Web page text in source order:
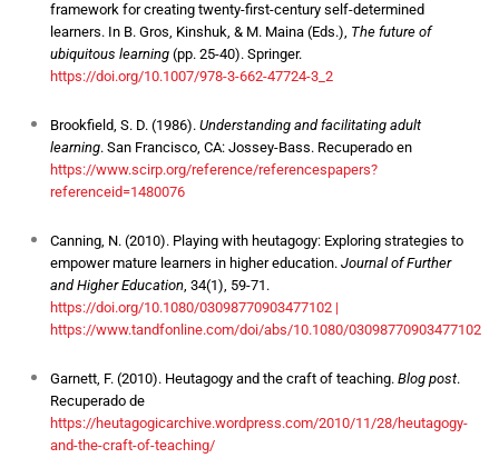
framework for creating twenty-first-century self-determined
learners. In B. Gros, Kinshuk, & M. Maina (Eds.), The future of
ubiquitous learning (pp. 25-40). Springer.
https://doi.org/10.1007/978-3-662-47724-3_2
Brookfield, S. D. (1986). Understanding and facilitating adult
learning. San Francisco, CA: Jossey-Bass. Recuperado en
https://www.scirp.org/reference/referencespapers?
referenceid=1480076
Canning, N. (2010). Playing with heutagogy: Exploring strategies to
empower mature learners in higher education. Journal of Further
and Higher Education, 34(1), 59-71.
https://doi.org/10.1080/03098770903477102 |
https://www.tandfonline.com/doi/abs/10.1080/03098770903477102
Garnett, F. (2010). Heutagogy and the craft of teaching. Blog post.
Recuperado de
https://heutagogicarchive.wordpress.com/2010/11/28/heutagogy-
and-the-craft-of-teaching/